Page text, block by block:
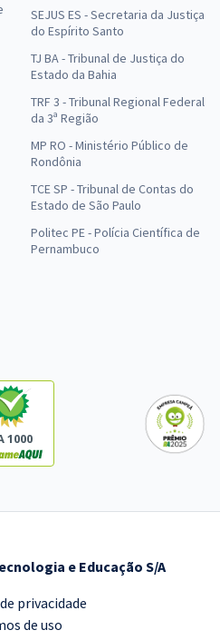
SEJUS ES - Secretaria da Justiça
do Espírito Santo
TJ BA - Tribunal de Justiça do
Estado da Bahia
TRF 3 - Tribunal Regional Federal
da 3ª Região
MP RO - Ministério Público de
Rondônia
TCE SP - Tribunal de Contas do
Estado de São Paulo
Politec PE - Polícia Científica de
Pernambuco
1000
e Educação S/A
privacidade
de uso